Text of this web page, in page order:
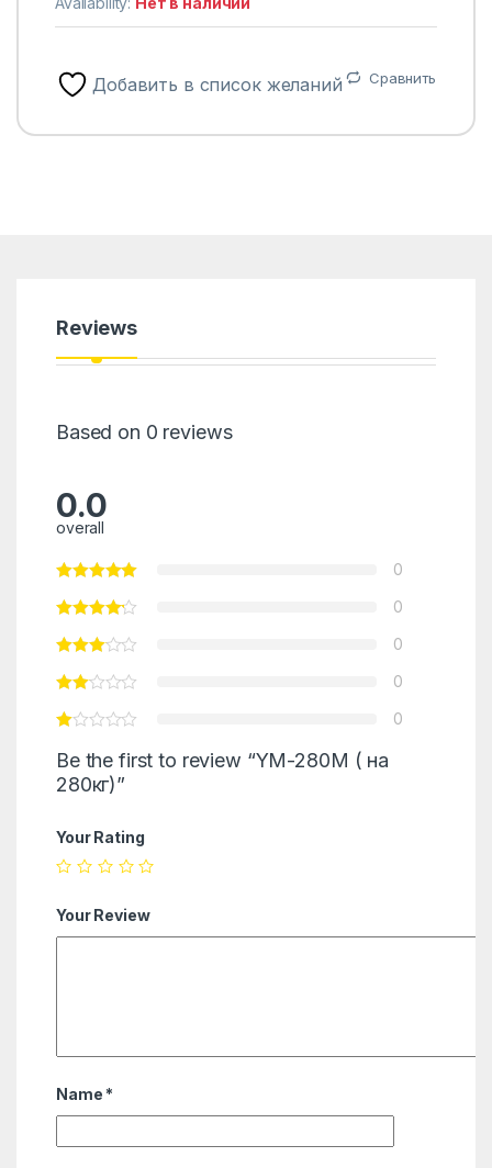
Добавить в список желаний Сравнить
Reviews
Based on 0 reviews
0.0
overall
0
0
0
0
0
Be the first to review “YM-280M ( на
280кг)”
Your Rating
Your Review
Name *